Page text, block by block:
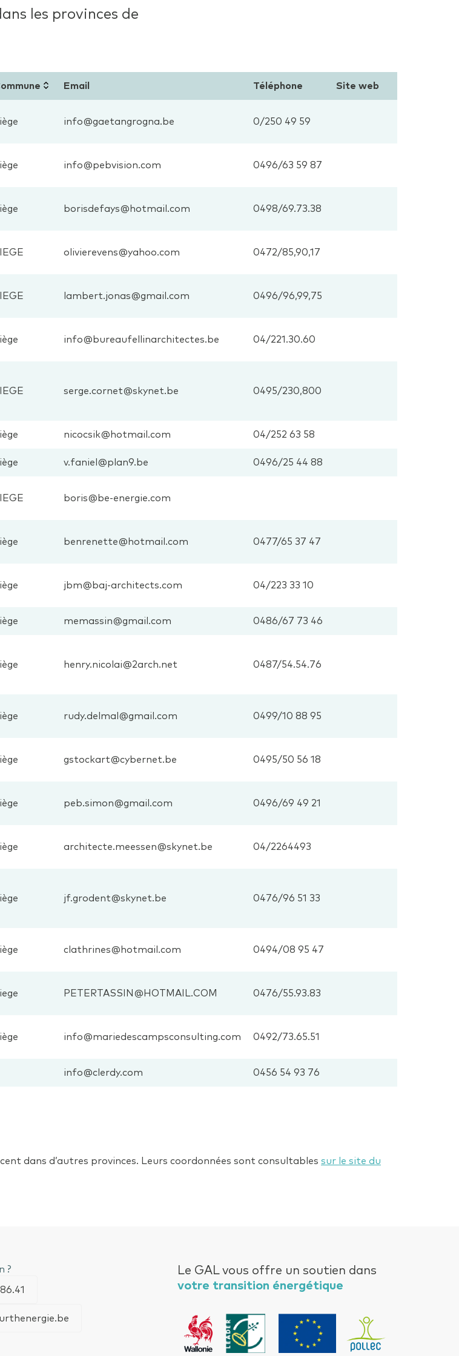
les provinces de
Email Téléphone Site web
info@gaetangrogna.be 0/250 49 59
info@pebvision.com 0496/63 59 87
borisdefays@hotmail.com 0498/69.73.38
olivierevens@yahoo.com 0472/85,90,17
lambert.jonas@gmail.com 0496/96,99,75
info@bureaufellinarchitectes.be 04/221.30.60
serge.cornet@skynet.be 0495/230,800
nicocsik@hotmail.com 04/252 63 58
v.faniel@plan9.be 0496/25 44 88
boris@be-energie.com
benrenette@hotmail.com 0477/65 37 47
jbm@baj-architects.com 04/223 33 10
memassin@gmail.com 0486/67 73 46
henry.nicolai@2arch.net 0487/54.54.76
rudy.delmal@gmail.com 0499/10 88 95
gstockart@cybernet.be 0495/50 56 18
peb.simon@gmail.com 0496/69 49 21
architecte.meessen@skynet.be 04/2264493
jf.grodent@skynet.be 0476/96 51 33
clathrines@hotmail.com 0494/08 95 47
PETERTASSIN@HOTMAIL.COM 0476/55.93.83
info@mariedescampsconsulting.com 0492/73.65.51
info@clerdy.com 0456 54 93 76
dans d’autres provinces. Leurs coordonnées sont consultables sur le site du
?
Le GAL vous offre un soutien dans
votre transition énergétique